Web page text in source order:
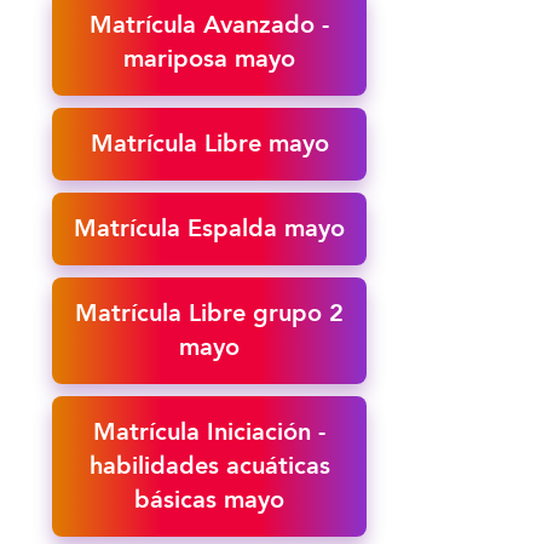
Matrícula Avanzado -
mariposa mayo
Matrícula Libre mayo
Matrícula Espalda mayo
Matrícula Libre grupo 2
mayo
Matrícula Iniciación -
habilidades acuáticas
básicas mayo